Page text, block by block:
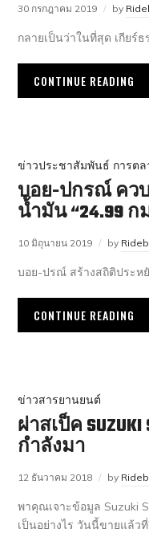
30 กรกฎาคม 2019 by
กลายเป็นว่าในที่สุด เกียร์
CONTINUE READING
ข่าวประชาสัมพันธ์ การต
บอย-ปกรณ์ คว
น้ำมัน “24.99
10 มิถุนายน 2019 by
บอย-ปรณ์ สร้างสถิติประห
CONTINUE READING
ข่าวสารยานยนต์
ผ่าสเป็ค
กำลังมา
12 ธันวาคม 2018 by
พาคุณเจาะข้อมูล Suzuki
เป็นอย่างไร วันนี้ขายแล้ว